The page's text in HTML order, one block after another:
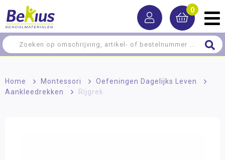
0
Home > Montessori > Oefeningen Dagelijks Leven
>
Aankleedrekken
> Rijgrek